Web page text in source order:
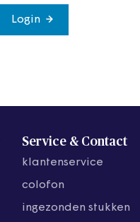
Login
Service & Contact
klantenservice
colofon
ingezonden stukken